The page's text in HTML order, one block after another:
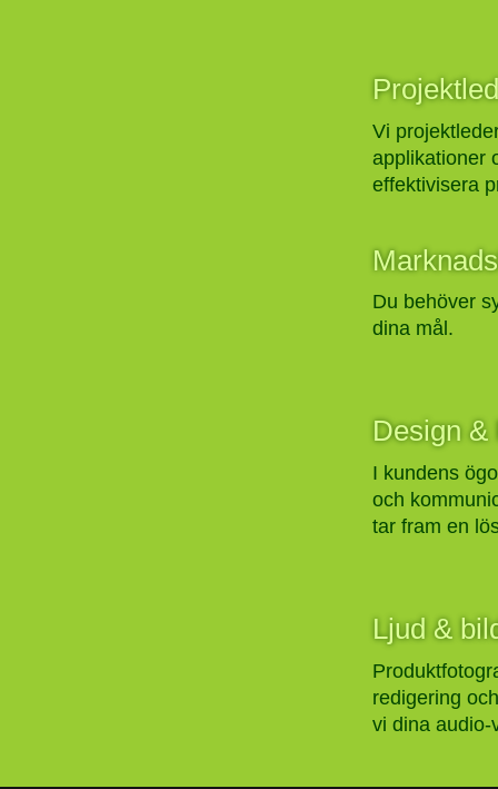
Vi
applikationer
effektivisera
Du behöver
dina mål.
Design &
I kundens
och
tar fram en
Ljud &
redigering
vi dina audio-